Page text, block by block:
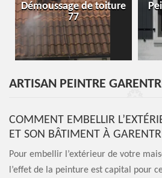
Démoussage de toiture
77
ARTISAN PEINTRE
COMMENT EMBELLIR
ET SON BÂTIMENT À
Pour embellir l’extérieur de votre
l’effet de la peinture est capital pour